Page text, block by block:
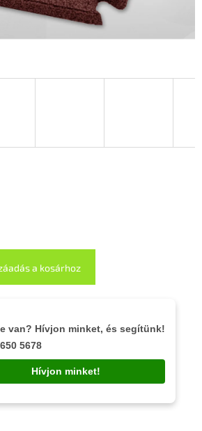
a kosárhoz
van? Hívjon minket, és segítünk!
5678
Hívjon minket!